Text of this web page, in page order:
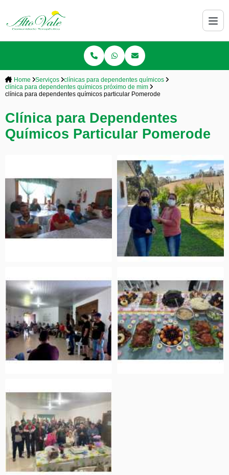
Home Serviços
clínicas para dependentes químicos
clínica para dependentes químicos próximo de mim
clínica para dependentes químicos particular Pomerode
Clínica para Dependentes
Químicos Particular Pomerode